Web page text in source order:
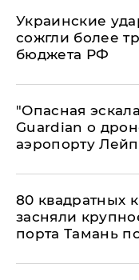
Украинские
сожгли более
бюджета РФ
"Опасная
Guardian о
аэропорту
80 квадратных
засняли
порта Тамань